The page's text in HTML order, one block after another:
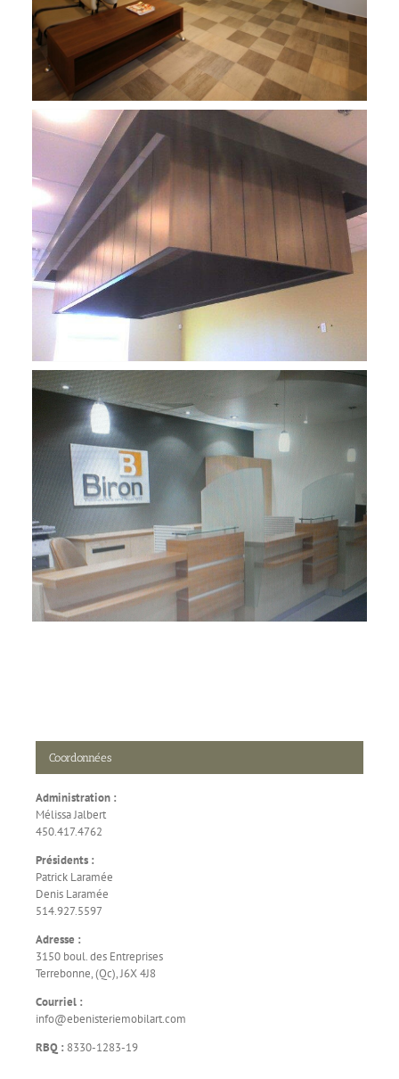
Coordonnées
Administration :
Mélissa Jalbert
450.417.4762
Présidents :
Patrick Laramée
Denis Laramée
514.927.5597
Adresse :
3150 boul. des Entreprises
Terrebonne, (Qc), J6X 4J8
Courriel :
info@ebenisteriemobilart.com
RBQ : 8330-1283-19